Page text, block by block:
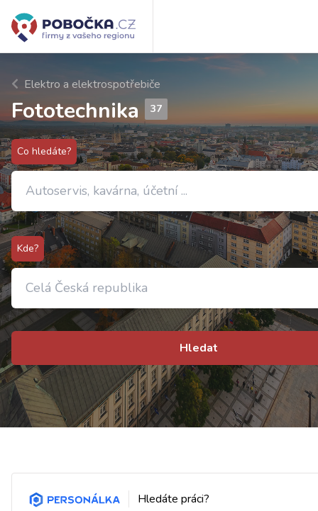
Elektro a elektrospotřebiče
Fototechnika 37
Co hledáte?
Kde?
Hledat
Hledáte práci?